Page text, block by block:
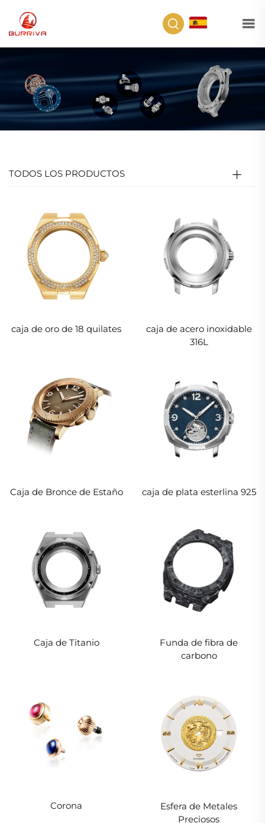
TODOS LOS PRODUCTOS
caja de oro de 18 quilates
caja de acero inoxidable
316L
Caja de Bronce de Estaño caja de plata esterlina 925
Caja de Titanio
Funda de fibra de
carbono
Corona
Esfera de Metales
Preciosos